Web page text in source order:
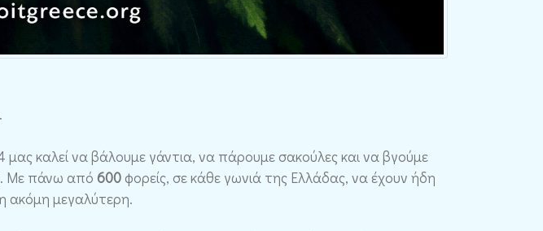
μας καλεί να βάλουμε γάντια, να πάρουμε σακούλες και να βγούμε
Με πάνω από 600 φορείς, σε κάθε γωνιά της Ελλάδας, να έχουν ήδη
ακόμη μεγαλύτερη.